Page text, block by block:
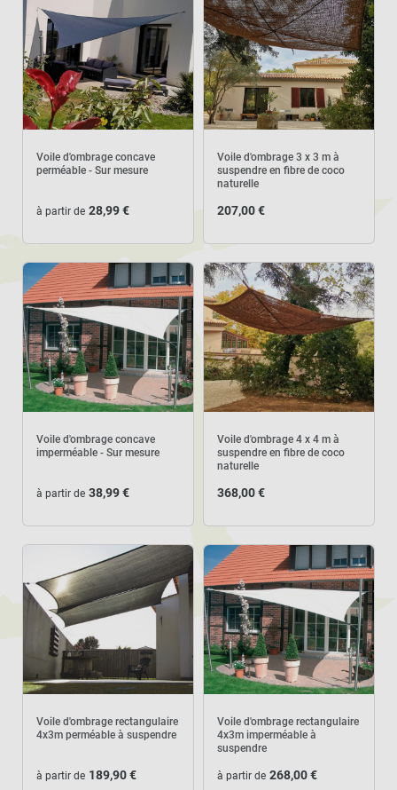
Voile d'ombrage concave
perméable - Sur mesure
à partir de 28,99 €
Voile d'ombrage 3 x 3 m à
suspendre en fibre de coco
naturelle
207,00 €
Voile d'ombrage concave
imperméable - Sur mesure
à partir de 38,99 €
Voile d'ombrage 4 x 4 m à
suspendre en fibre de coco
naturelle
368,00 €
Voile d'ombrage rectangulaire
4x3m perméable à suspendre
à partir de 189,90 €
Voile d'ombrage rectangulaire
4x3m imperméable à
suspendre
à partir de 268,00 €